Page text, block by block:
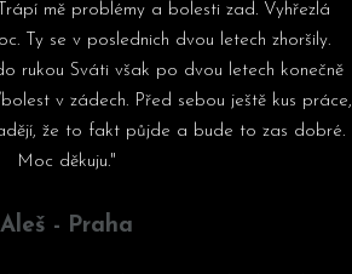
mě problémy a bolesti zad. Vyhřezlá
Ty se v poslednich dvou letech zhoršily.
rukou Sváti však po dvou letech konečně
v zádech. Před sebou ještě kus práce,
že to fakt půjde a bude to zas dobré.
Moc děkuju."
Aleš - Praha